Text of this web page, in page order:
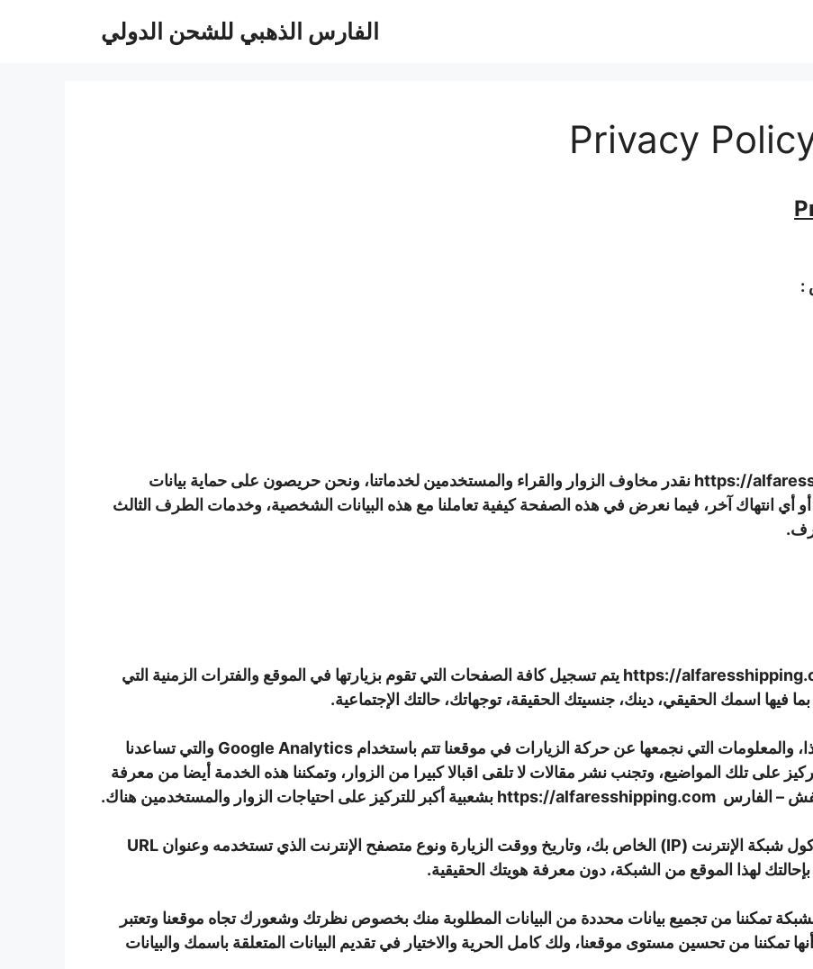
الفارس الذهبي للشحن الدولي
:
https://alfaresshipping.com نقدر مخاوف الزوار والقراء والمستخدمين لخدماتنا، ونحن حريصون على حماية بيانات
أي انتهاك آخر، فيما نعرض في هذه الصفحة كيفية تعاملنا مع هذه البيانات الشخصية، وخدمات الطرف الثالث
https://alfaresshipping.com يتم تسجيل كافة الصفحات التي تقوم بزيارتها في الموقع والفترات الزمنية التي
فيها اسمك الحقيقي، دينك، جنسيتك الحقيقة، توجهاتك، حالتك الإجتماعية.
زيارتك لموقعنا وتصفح المقالات يعني قبولك بهذا، والمعلومات التي نجمعها عن حركة الزيارات في موقعنا تتم باستخدام Google Analytics والتي تساعدنا
على تلك المواضيع، وتجنب نشر مقالات لا تلقى اقبالا كبيرا من الزوار، وتمكننا هذه الخدمة أيضا من معرفة
عفش – الفارس
سيقوم السيرفر المضيف بتسجيل عنوان بروتوكول شبكة الإنترنت (IP) الخاص بك، وتاريخ ووقت الزيارة ونوع متصفح الإنترنت الذي تستخدمه وعنوان URL
لهذا الموقع من الشبكة، دون معرفة هويتك الحقيقية.
تمكننا من تجميع بيانات محددة من البيانات المطلوبة منك بخصوص نظرتك وشعورك تجاه موقعنا وتعتبر
من تحسين مستوى موقعنا، ولك كامل الحرية والاختيار في تقديم البيانات المتعلقة باسمك والبيانات